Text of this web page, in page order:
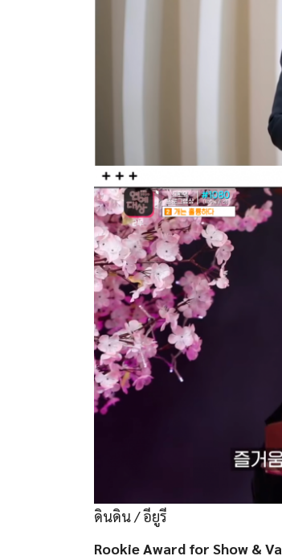
ดินดิน / อียูรี
Rookie Award for Show &